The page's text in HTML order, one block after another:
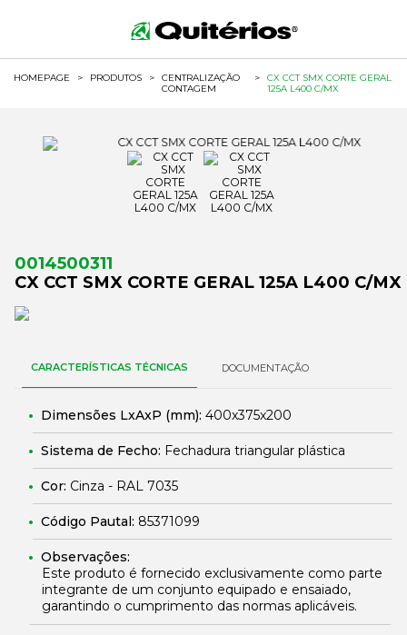
HOMEPAGE > PRODUTOS >
CENTRALIZAÇÃO
CONTAGEM
>
CX CCT SMX CORTE GERAL
125A L400 C/MX
0014500311
CX CCT SMX CORTE GERAL 125A L400 C/MX
CARACTERÍSTICAS TÉCNICAS DOCUMENTAÇÃO
Dimensões LxAxP (mm): 400x375x200
Sistema de Fecho: Fechadura triangular plástica
Cor: Cinza - RAL 7035
Código Pautal: 85371099
Observações:
Este produto é fornecido exclusivamente como parte
integrante de um conjunto equipado e ensaiado,
garantindo o cumprimento das normas aplicáveis.